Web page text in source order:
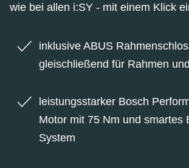
wie bei allen i:SY - mit einem Klick
inklusive ABUS
gleischließend für Rahmen
leistungsstarker Bosch
Motor mit 75 Nm und smartes
System